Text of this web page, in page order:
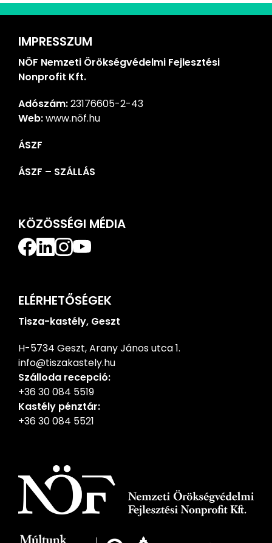
IMPRESSZUM
NÖF Nemzeti Örökségvédelmi Fejlesztési
Nonprofit Kft.
Adószám:23176605-2-43
Web:www.nöf.hu
ÁSZF
ÁSZF – SZÁLLÁS
KÖZÖSSÉGI MÉDIA
ELÉRHETŐSÉGEK
Tisza-kastély, Geszt
H-5734 Geszt, Arany János utca 1.
info@tiszakastely.hu
Szálloda recepció:
+36 30 084 5519
Kastély pénztár:
+36 30 084 5521